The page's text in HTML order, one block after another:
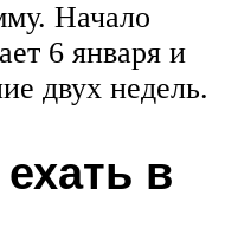
Начало
6 января и
двух недель.
в